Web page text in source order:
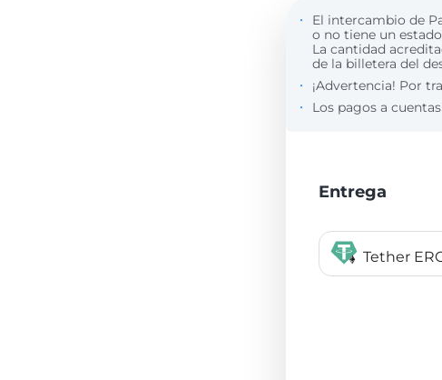
El intercambio de
o no tiene un
La cantidad
de la billetera del
¡Advertencia! Por
Los pagos a
Entrega
Tether